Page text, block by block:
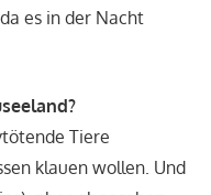
es in der Nacht
Tiere
klauen wollen. Und